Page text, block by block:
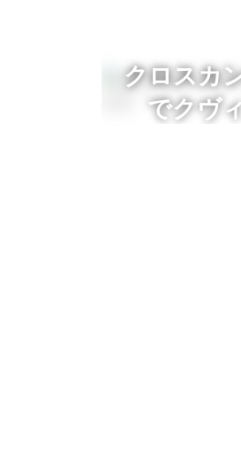
クロスカ
でクヴ